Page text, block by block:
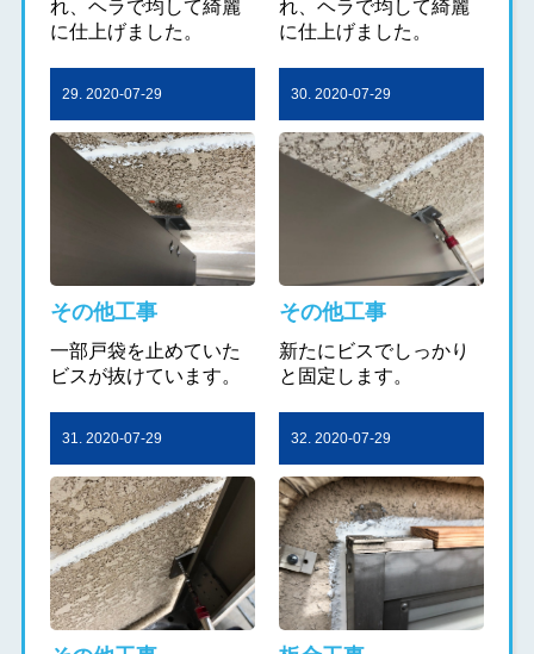
れ、ヘラで均して綺麗
に仕上げました。
れ、ヘラで均して綺麗
に仕上げました。
29. 2020-07-29
その他工事
一部戸袋を止めていた
ビスが抜けています。
30. 2020-07-29
その他工事
新たにビスでしっかり
と固定します。
31. 2020-07-29 32. 2020-07-29